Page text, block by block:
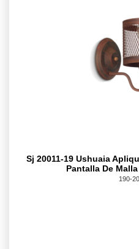
Sj 20011-19 Ushuaia
Pantalla De
190-